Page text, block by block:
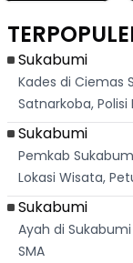
Banteng
Sukabumi
Kades di Ciemas
Satnarkoba,
Sukabumi
Pemkab
Lokasi Wisata,
Sukabumi
Ayah di
SMA